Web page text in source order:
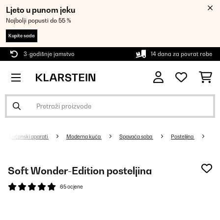
Ljeto u punom jeku
Najbolji popusti do 55 %
Kupite sada
3-godišnje jamstvo 14 dana za povrat robe
Kućanski aparati Moderna kuća Spavaća soba Posteljina
Soft Wonder-Edition posteljina
65 ocjene